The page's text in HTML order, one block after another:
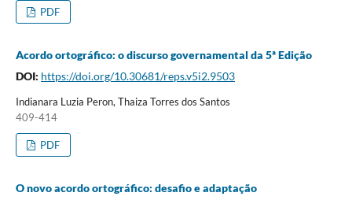
PDF
Acordo ortográfico: o discurso governamental da 5ª Edição
DOI: https://doi.org/10.30681/reps.v5i2.9503
Indianara Luzia Peron, Thaiza Torres dos Santos
409-414
PDF
O novo acordo ortográfico: desafio e adaptação